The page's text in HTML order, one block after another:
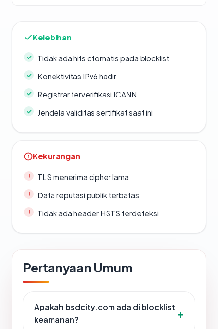
Kelebihan
Tidak ada hits otomatis pada blocklist
Konektivitas IPv6 hadir
Registrar terverifikasi ICANN
Jendela validitas sertifikat saat ini
Kekurangan
TLS menerima cipher lama
Data reputasi publik terbatas
Tidak ada header HSTS terdeteksi
Pertanyaan Umum
Apakah bsdcity.com ada di blocklist
keamanan?